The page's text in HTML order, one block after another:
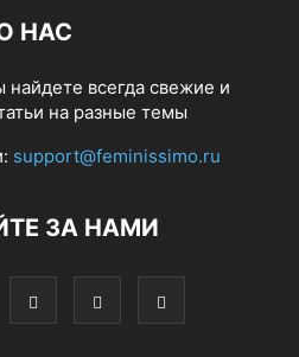
НАС
всегда свежие и
на разные темы
support@feminissimo.ru
ЗА НАМИ